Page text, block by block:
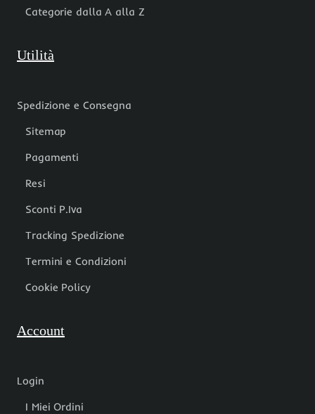
Categorie dalla A alla Z
Utilità
Spedizione e Consegna
Sitemap
Pagamenti
Resi
Sconti P.Iva
Tracking Spedizione
Termini e Condizioni
Cookie Policy
Account
Login
I Miei Ordini